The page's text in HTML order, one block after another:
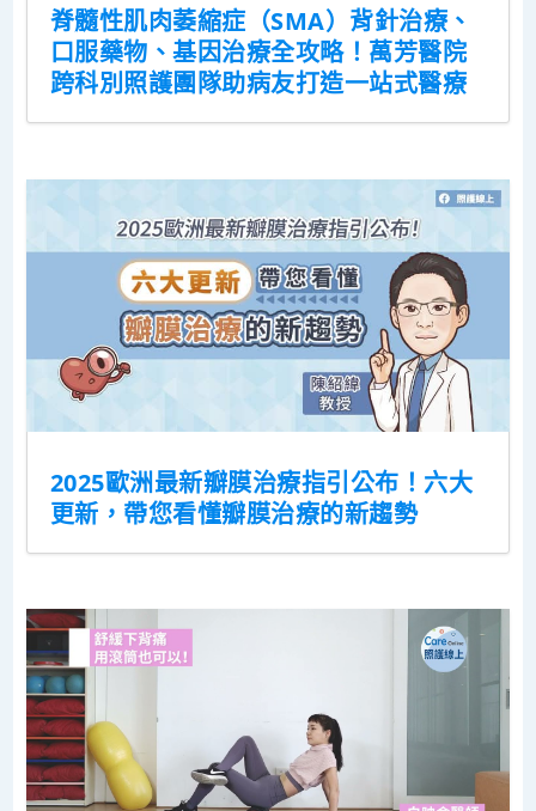
脊髓性肌肉萎縮症（SMA）背針治療、
口服藥物、基因治療全攻略！萬芳醫院
跨科別照護團隊助病友打造一站式醫療
2025歐洲最新瓣膜治療指引公布！六大
更新，帶您看懂瓣膜治療的新趨勢